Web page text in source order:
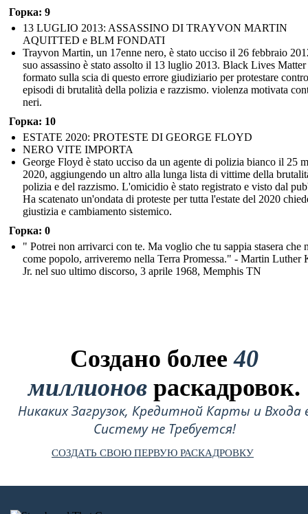
Горка: 9
13 LUGLIO 2013: ASSASSINO DI TRAYVON MARTIN
AQUITTED e BLM FONDATI
Trayvon Martin, un 17enne nero, è stato ucciso il 26 febbraio
suo assassino è stato assolto il 13 luglio 2013. Black Lives Matter
formato sulla scia di questo errore giudiziario per protestare
episodi di brutalità della polizia e razzismo. violenza motivata
neri.
Горка: 10
ESTATE 2020: PROTESTE DI GEORGE FLOYD
NERO VITE IMPORTA
George Floyd è stato ucciso da un agente di polizia bianco il 25
2020, aggiungendo un altro alla lunga lista di vittime della
polizia e del razzismo. L'omicidio è stato registrato e visto dal
Ha scatenato un'ondata di proteste per tutta l'estate del 2020
giustizia e cambiamento sistemico.
Горка: 0
" Potrei non arrivarci con te. Ma voglio che tu sappia stasera che
come popolo, arriveremo nella Terra Promessa." - Martin Luther
Jr. nel suo ultimo discorso, 3 aprile 1968, Memphis TN
Создано более40
миллионов раскадровок.
Никаких Загрузок, Кредитной Карты и Входа
Систему не Требуется!
СОЗДАТЬ СВОЮ ПЕРВУЮ РАСКАДРОВКУ